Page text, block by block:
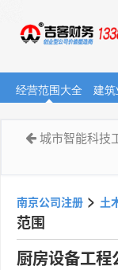
经营范围大全 建筑
城市智能科技
南京公司注册 > 土
范围
厨房设备工程